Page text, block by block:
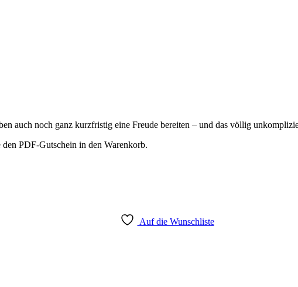
auch noch ganz kurzfristig eine Freude bereiten – und das völlig
PDF-Gutschein in den Warenkorb.
Auf die Wunschliste